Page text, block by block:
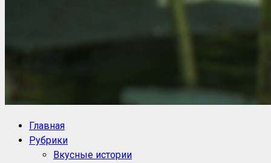
Блог историй NoorySan
Главная
Рубрики
Вкусные истории